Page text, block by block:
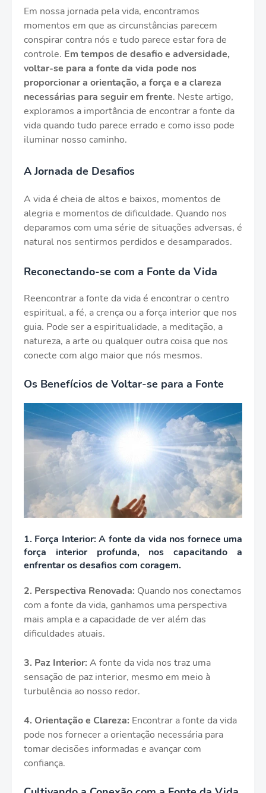
Em nossa jornada pela vida, encontramos
momentos em que as circunstâncias parecem
conspirar contra nós e tudo parece estar fora de
controle. Em tempos de desafio e adversidade,
voltar-se para a fonte da vida pode nos
proporcionar a orientação, a força e a clareza
necessárias para seguir em frente. Neste artigo,
exploramos a importância de encontrar a fonte da
vida quando tudo parece errado e como isso pode
iluminar nosso caminho.
A Jornada de Desafios
A vida é cheia de altos e baixos, momentos de
alegria e momentos de dificuldade. Quando nos
deparamos com uma série de situações adversas, é
natural nos sentirmos perdidos e desamparados.
Reconectando-se com a Fonte da Vida
Reencontrar a fonte da vida é encontrar o centro
espiritual, a fé, a crença ou a força interior que nos
guia. Pode ser a espiritualidade, a meditação, a
natureza, a arte ou qualquer outra coisa que nos
conecte com algo maior que nós mesmos.
Os Benefícios de Voltar-se para a Fonte
1. Força Interior: A fonte da vida nos fornece uma
força interior profunda, nos capacitando a
enfrentar os desafios com coragem.
2. Perspectiva Renovada: Quando nos conectamos
com a fonte da vida, ganhamos uma perspectiva
mais ampla e a capacidade de ver além das
dificuldades atuais.
3. Paz Interior: A fonte da vida nos traz uma
sensação de paz interior, mesmo em meio à
turbulência ao nosso redor.
4. Orientação e Clareza: Encontrar a fonte da vida
pode nos fornecer a orientação necessária para
tomar decisões informadas e avançar com
confiança.